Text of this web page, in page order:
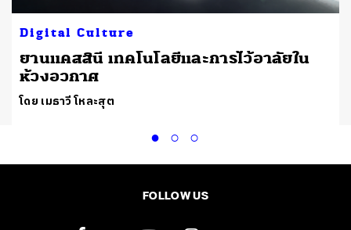
Digital Culture
ยานแคสสินี เทคโนโลยีและการไว้อาลัยใน
ห้วงอวกาศ
โดย เมธาวี โหละสุต
FOLLOW US